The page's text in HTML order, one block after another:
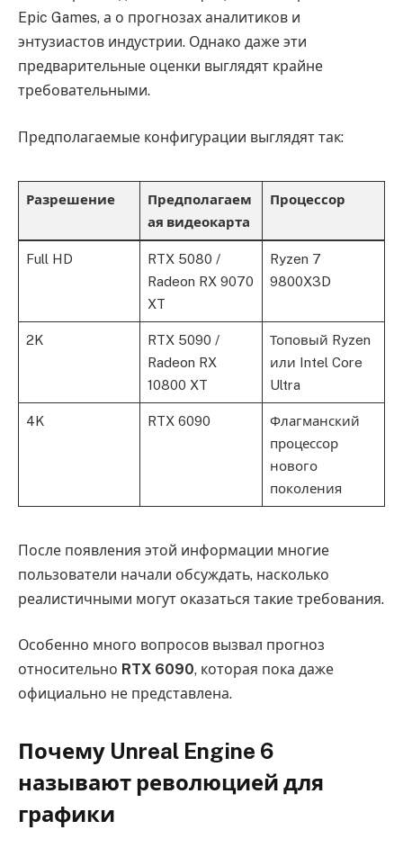
Epic Games, а о прогнозах аналитиков и
энтузиастов индустрии. Однако даже эти
предварительные оценки выглядят крайне
требовательными.
Предполагаемые конфигурации выглядят так:
Разрешение
Предполагаем
ая видеокарта
Процессор
Full HD
RTX 5080 /
Radeon RX 9070
XT
Ryzen 7
9800X3D
2K
RTX 5090 /
Radeon RX
10800 XT
Топовый Ryzen
или Intel Core
Ultra
4K RTX 6090
Флагманский
процессор
нового
поколения
После появления этой информации многие
пользователи начали обсуждать, насколько
реалистичными могут оказаться такие требования.
Особенно много вопросов вызвал прогноз
относительно RTX 6090, которая пока даже
официально не представлена.
Почему Unreal Engine 6
называют революцией для
графики